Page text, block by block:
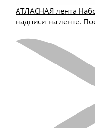
АТЛАСНАЯ лента
надписи на ленте.